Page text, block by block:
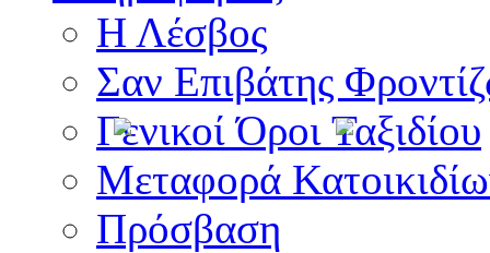
Η Λέσβος
Σαν Επιβάτης
Γενικοί Όροι Ταξιδίου
Μεταφορά
Πρόσβαση